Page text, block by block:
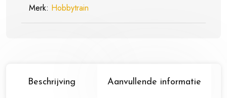
Merk: Hobbytrain
Beschrijving Aanvullende informatie